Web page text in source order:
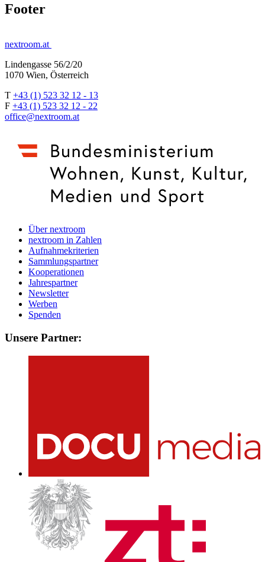
Footer
nextroom.at
Lindengasse 56/2/20
1070 Wien, Österreich
T +43 (1) 523 32 12 - 13
F +43 (1) 523 32 12 - 22
office@nextroom.at
Über nextroom
nextroom in Zahlen
Aufnahmekriterien
Sammlungspartner
Kooperationen
Jahrespartner
Newsletter
Werben
Spenden
Unsere Partner: